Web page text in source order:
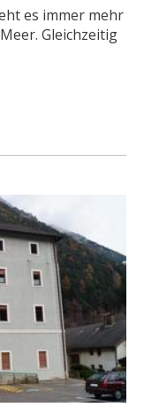
es immer mehr
Gleichzeitig